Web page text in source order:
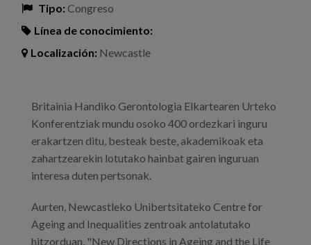
Tipo:Congreso
Línea de conocimiento:
Localización: Newcastle
Britainia Handiko Gerontologia Elkartearen Urteko
Konferentziak mundu osoko 400 ordezkari inguru
erakartzen ditu, besteak beste, akademikoak eta
zahartzearekin lotutako hainbat gairen inguruan
interesa duten pertsonak.
Aurten, Newcastleko Unibertsitateko Centre for
Ageing and Inequalities zentroak antolatutako
hitzorduan, "New Directions in Ageing and the Life